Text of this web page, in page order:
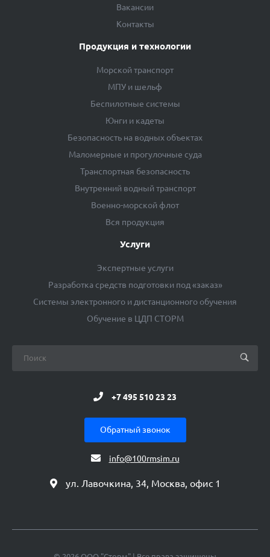
Вакансии
Контакты
Продукция и технологии
Морской транспорт
МПУ и шельф
Беспилотные системы
Юнги и кадеты
Безопасность на водных объектах
Маломерные и прогулочные суда
Транспортная безопасность
Внутренний водный транспорт
Военно-морской флот
Вся продукция
Услуги
Экспертные услуги
Разработка средств подготовки под «заказ»
Системы электронного и дистанционного обучения
Обучение в ЦДП СТОРМ
+7 495 510 23 23
Обратный звонок
info@100rmsim.ru
ул. Лавочкина, 34, Москва, офис 1